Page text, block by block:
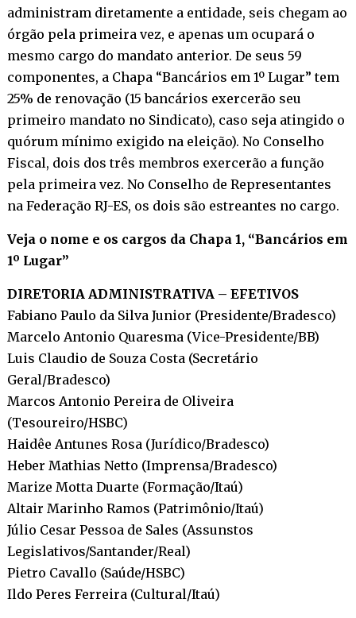
administram diretamente a entidade, seis chegam ao
órgão pela primeira vez, e apenas um ocupará o
mesmo cargo do mandato anterior. De seus 59
componentes, a Chapa “Bancários em 1º Lugar” tem
25% de renovação (15 bancários exercerão seu
primeiro mandato no Sindicato), caso seja atingido o
quórum mínimo exigido na eleição). No Conselho
Fiscal, dois dos três membros exercerão a função
pela primeira vez. No Conselho de Representantes
na Federação RJ-ES, os dois são estreantes no cargo.
Veja o nome e os cargos da Chapa 1, “Bancários em
1º Lugar”
DIRETORIA ADMINISTRATIVA – EFETIVOS
Fabiano Paulo da Silva Junior (Presidente/Bradesco)
Marcelo Antonio Quaresma (Vice-Presidente/BB)
Luis Claudio de Souza Costa (Secretário
Geral/Bradesco)
Marcos Antonio Pereira de Oliveira
(Tesoureiro/HSBC)
Haidêe Antunes Rosa (Jurídico/Bradesco)
Heber Mathias Netto (Imprensa/Bradesco)
Marize Motta Duarte (Formação/Itaú)
Altair Marinho Ramos (Patrimônio/Itaú)
Júlio Cesar Pessoa de Sales (Assunstos
Legislativos/Santander/Real)
Pietro Cavallo (Saúde/HSBC)
Ildo Peres Ferreira (Cultural/Itaú)